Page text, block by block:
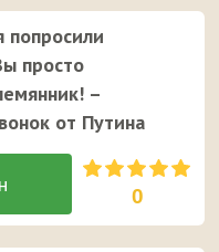
просто
–
от Путина
0